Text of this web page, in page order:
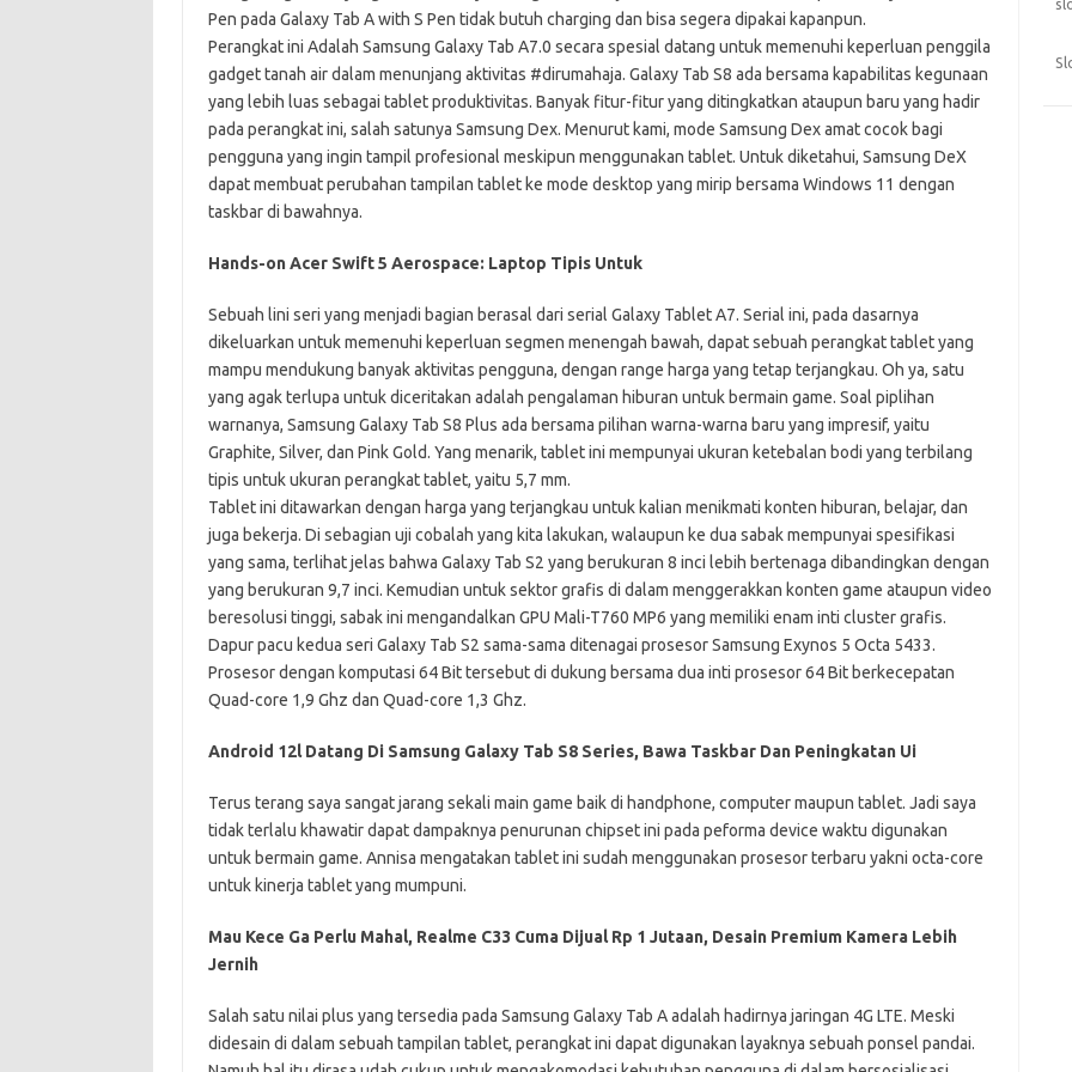
Pen pada Galaxy Tab A with S Pen tidak butuh charging dan bisa segera dipakai kapanpun.
Perangkat ini Adalah Samsung Galaxy Tab A7.0 secara spesial datang untuk memenuhi keperluan penggila
gadget tanah air dalam menunjang aktivitas #dirumahaja. Galaxy Tab S8 ada bersama kapabilitas kegunaan
yang lebih luas sebagai tablet produktivitas. Banyak fitur-fitur yang ditingkatkan ataupun baru yang hadir
pada perangkat ini, salah satunya Samsung Dex. Menurut kami, mode Samsung Dex amat cocok bagi
pengguna yang ingin tampil profesional meskipun menggunakan tablet. Untuk diketahui, Samsung DeX
dapat membuat perubahan tampilan tablet ke mode desktop yang mirip bersama Windows 11 dengan
taskbar di bawahnya.
Hands-on Acer Swift 5 Aerospace: Laptop Tipis Untuk
Sebuah lini seri yang menjadi bagian berasal dari serial Galaxy Tablet A7. Serial ini, pada dasarnya
dikeluarkan untuk memenuhi keperluan segmen menengah bawah, dapat sebuah perangkat tablet yang
mampu mendukung banyak aktivitas pengguna, dengan range harga yang tetap terjangkau. Oh ya, satu
yang agak terlupa untuk diceritakan adalah pengalaman hiburan untuk bermain game. Soal piplihan
warnanya, Samsung Galaxy Tab S8 Plus ada bersama pilihan warna-warna baru yang impresif, yaitu
Graphite, Silver, dan Pink Gold. Yang menarik, tablet ini mempunyai ukuran ketebalan bodi yang terbilang
tipis untuk ukuran perangkat tablet, yaitu 5,7 mm.
Tablet ini ditawarkan dengan harga yang terjangkau untuk kalian menikmati konten hiburan, belajar, dan
juga bekerja. Di sebagian uji cobalah yang kita lakukan, walaupun ke dua sabak mempunyai spesifikasi
yang sama, terlihat jelas bahwa Galaxy Tab S2 yang berukuran 8 inci lebih bertenaga dibandingkan dengan
yang berukuran 9,7 inci. Kemudian untuk sektor grafis di dalam menggerakkan konten game ataupun video
beresolusi tinggi, sabak ini mengandalkan GPU Mali-T760 MP6 yang memiliki enam inti cluster grafis.
Dapur pacu kedua seri Galaxy Tab S2 sama-sama ditenagai prosesor Samsung Exynos 5 Octa 5433.
Prosesor dengan komputasi 64 Bit tersebut di dukung bersama dua inti prosesor 64 Bit berkecepatan
Quad-core 1,9 Ghz dan Quad-core 1,3 Ghz.
Android 12l Datang Di Samsung Galaxy Tab S8 Series, Bawa Taskbar Dan Peningkatan Ui
Terus terang saya sangat jarang sekali main game baik di handphone, computer maupun tablet. Jadi saya
tidak terlalu khawatir dapat dampaknya penurunan chipset ini pada peforma device waktu digunakan
untuk bermain game. Annisa mengatakan tablet ini sudah menggunakan prosesor terbaru yakni octa-core
untuk kinerja tablet yang mumpuni.
Mau Kece Ga Perlu Mahal, Realme C33 Cuma Dijual Rp 1 Jutaan, Desain Premium Kamera Lebih
Jernih
Salah satu nilai plus yang tersedia pada Samsung Galaxy Tab A adalah hadirnya jaringan 4G LTE. Meski
didesain di dalam sebuah tampilan tablet, perangkat ini dapat digunakan layaknya sebuah ponsel pandai.